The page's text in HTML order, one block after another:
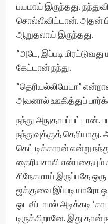
பயமாய் இருந்தது.
சொல்லிவிட்டான். அதன்
ஆறுதலாய் இருந்தது.
“அடே, இப்படி
கேட்டான் நந்து.
“தெரியல்லியேடா”
அவனால் ஊகித்துப்
நந்து அநுதாபப்பட்டான்.
நந்துவுக்குத்
கெட் டிக்காரன் என்று
தைரியசாலி
சிநேகமாய் இருப்பதே
ஜக்குவை இப்படி யாரோ
ஓடவிடாமல் அடிக்கடி
டிருக்கிறானே. இது தான்